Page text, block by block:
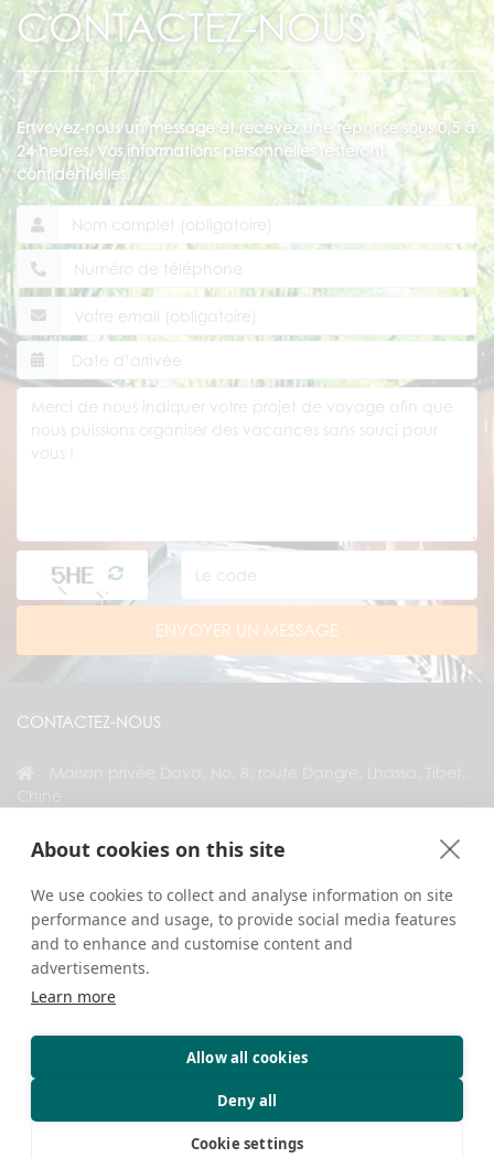
About cookies on this site
We use cookies to collect and analyse information on site
performance and usage, to provide social media features
and to enhance and customise content and
advertisements.
Learn more
Allow all cookies
Deny all
Cookie settings
CONTACTEZ-NOUS
Envoyez-nous un message et recevez une réponse sous 0,5 à
24 heures. Vos informations personnelles resteront
confidentielles.
ENVOYER UN MESSAGE
CONTACTEZ-NOUS
RESTEZ CONNECTÉ AVEC NOUS
Droits d’auteur © 2026. Tous droits réservés.
Confidentialité